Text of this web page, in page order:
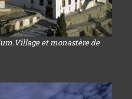
et monastère de